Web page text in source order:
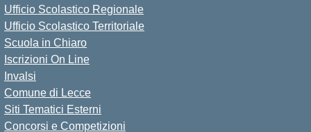
Ufficio Scolastico Regionale
Ufficio Scolastico Territoriale
Scuola in Chiaro
Iscrizioni On Line
Invalsi
Comune di Lecce
Siti Tematici Esterni
Concorsi e Competizioni